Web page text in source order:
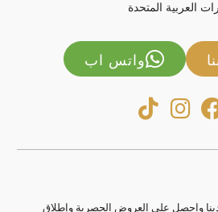
العربية المتحدة
واتس اب
واحصل على العروض الحصرية وإطلاق